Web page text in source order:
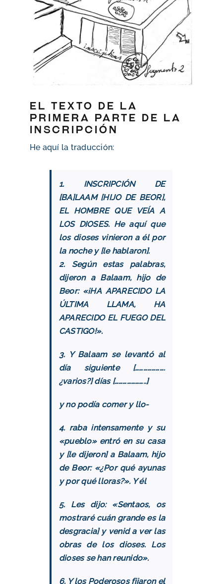
El texto de la
primera parte de la
inscripción
He aquí la traducción:
1. INSCRIPCIÓN DE
[BA]LAAM [HIJO DE BEOR],
EL HOMBRE QUE VEÍA A
LOS DIOSES. He aquí que
los dioses vinieron a él por
la noche y [le hablaron].
2. Según estas palabras,
dijeron a Balaam, hijo de
Beor: «¡HA APARECIDO LA
ÚLTIMA LLAMA, HA
APARECIDO EL FUEGO DEL
CASTIGO!».
3. Y Balaam se levantó al
día siguiente [………………….
¿varios?] días […………………..]
y no podía comer y llo-
4. raba intensamente y su
«pueblo» entró en su casa
y [le dijeron] a Balaam, hijo
de Beor: «¿Por qué ayunas
y por qué lloras?». Y él
5. Les dijo: «Sentaos, os
mostraré cuán grande es la
desgracia] y venid a ver las
obras de los dioses. Los
dioses se han reunido».
6. Y los Poderosos fijaron el